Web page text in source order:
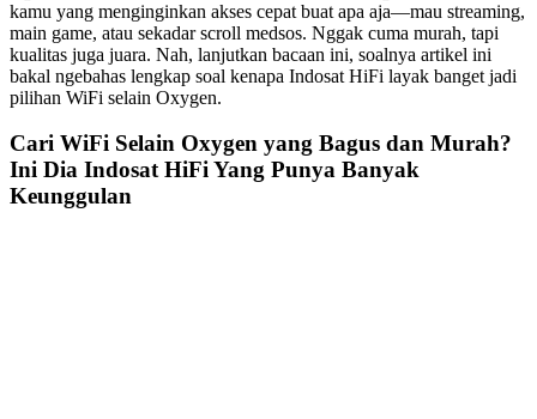
kamu yang menginginkan akses cepat buat apa aja—mau streaming,
main game, atau sekadar scroll medsos. Nggak cuma murah, tapi
kualitas juga juara. Nah, lanjutkan bacaan ini, soalnya artikel ini
bakal ngebahas lengkap soal kenapa Indosat HiFi layak banget jadi
pilihan WiFi selain Oxygen.
Cari WiFi Selain Oxygen yang Bagus dan Murah?
Ini Dia Indosat HiFi Yang Punya Banyak
Keunggulan